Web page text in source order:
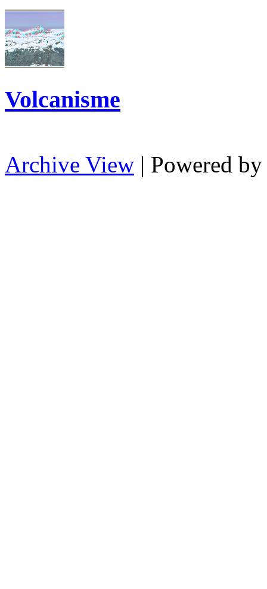
Volcanisme
Archive View | Powered